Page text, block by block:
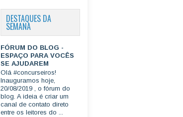
DESTAQUES DA
SEMANA
FÓRUM DO BLOG -
ESPAÇO PARA VOCÊS
SE AJUDAREM
Olá #concurseiros!
Inauguramos hoje,
20/08/2019 , o fórum do
blog. A ideia é criar um
canal de contato direto
entre os leitores do ...